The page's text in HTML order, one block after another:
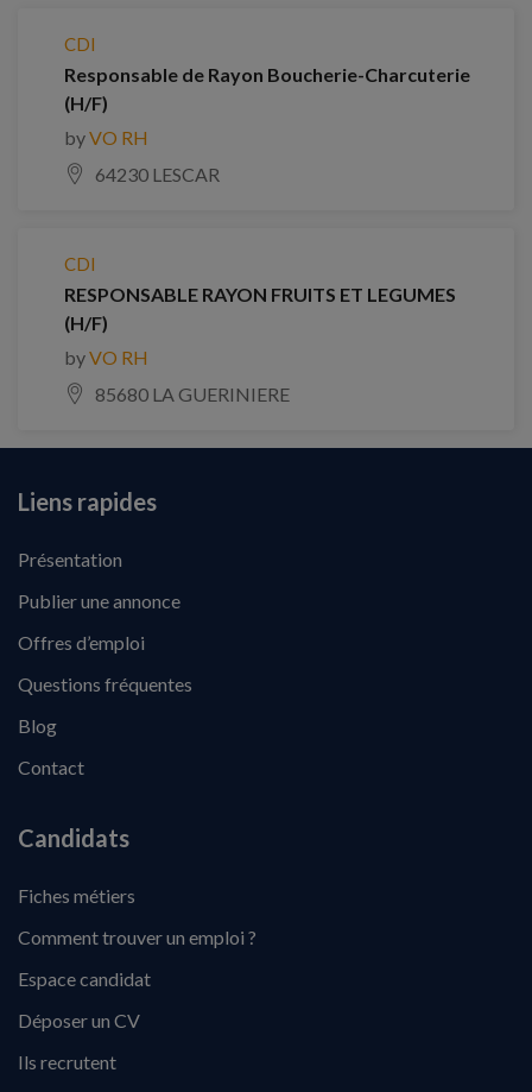
CDI
Responsable de Rayon Boucherie-Charcuterie
(H/F)
byVO RH
64230 LESCAR
CDI
RESPONSABLE RAYON FRUITS ET LEGUMES
(H/F)
byVO RH
85680 LA GUERINIERE
Liens rapides
Présentation
Publier une annonce
Offres d’emploi
Questions fréquentes
Blog
Contact
Candidats
Fiches métiers
Comment trouver un emploi ?
Espace candidat
Déposer un CV
Ils recrutent